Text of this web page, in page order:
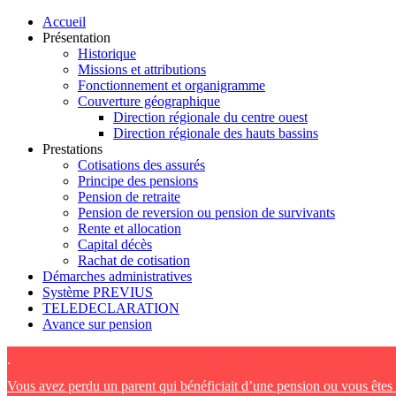
Accueil
Présentation
Historique
Missions et attributions
Fonctionnement et organigramme
Couverture géographique
Direction régionale du centre ouest
Direction régionale des hauts bassins
Prestations
Cotisations des assurés
Principe des pensions
Pension de retraite
Pension de reversion ou pension de survivants
Rente et allocation
Capital décès
Rachat de cotisation
Démarches administratives
Système PREVIUS
TELEDECLARATION
Avance sur pension
.
Vous avez perdu un parent qui bénéficiait d’une pension ou vous